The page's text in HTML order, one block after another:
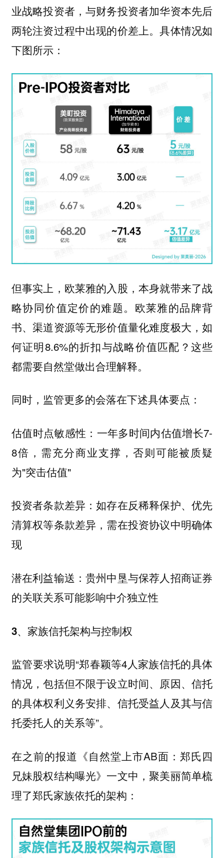
业战略投资者，与财务投资者加华资本先后
两轮注资过程中出现的价差上。具体情况如
下图所示：
但事实上，欧莱雅的入股，本身就带来了战
略协同价值定价的难题。欧莱雅的品牌背
书、渠道资源等无形价值量化难度极大，如
何证明8.6%的折扣与战略价值匹配？这些
都需要自然堂做出合理解释。
同时，监管更多的会落在下述具体要点：
估值时点敏感性：一年多时间内估值增长7-
8倍，需充分商业支撑，否则可能被质疑
为"突击估值"
投资者条款差异：如存在反稀释保护、优先
清算权等条款差异，需在投资协议中明确体
现
潜在利益输送：贵州中垦与保荐人招商证券
的关联关系可能影响中介独立性
3、家族信托架构与控制权
监管要求说明“郑春颖等4人家族信托的具体
情况，包括但不限于设立时间、原因、信托
的具体权利义务安排、信托受益人及其与信
托委托人的关系等”。
在之前的报道《自然堂上市AB面：郑氏四
兄妹股权结构曝光》一文中，聚美丽简单梳
理了郑氏家族依托的架构：